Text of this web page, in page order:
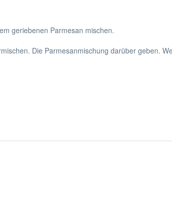
geriebenen Parmesan mischen.
Die Parmesanmischung darüber geben.